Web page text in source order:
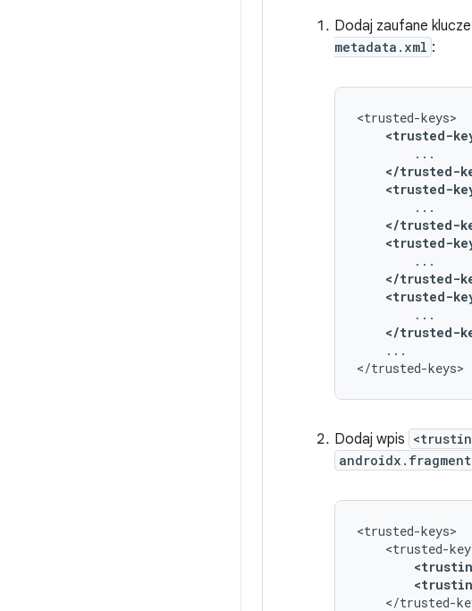
Dodaj zaufane
metadata.xml :
<trusted-
</trusted-
<trusted-
</trusted-
<trusted-
</trusted-
<trusted-
</trusted-
...
Dodaj wpis
androidx.fragment
<trusted-key